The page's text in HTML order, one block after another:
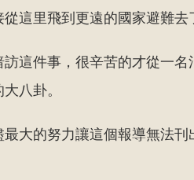
這里飛到更遠的國家避難去
這件事，很辛苦的才從一
八卦。
最大的努力讓這個報導無法